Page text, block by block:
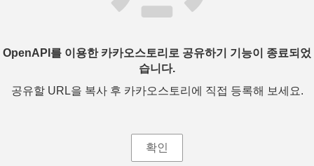
OpenAPI를 이용한 카카오스토리로 공유하기 기능이 종료되었
습니다.
공유할 URL을 복사 후 카카오스토리에 직접 등록해 보세요.
확인